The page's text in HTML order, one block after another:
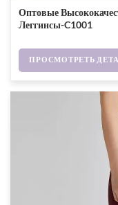
Оптовые
Леггинсы-C1001
ПРОСМОТРЕТЬ